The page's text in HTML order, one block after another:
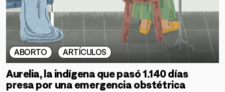
ABORTO ARTÍCULOS
Aurelia, la indígena que pasó 1.140 días
presa por una emergencia obstétrica